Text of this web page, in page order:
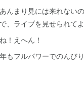
んまり見には来れな
、ライブを見せられてよ
！えへん！
もフルパワーでのんび